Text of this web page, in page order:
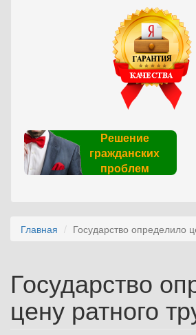
Решение
гражданских
проблем
Главная Государство определило
Государство
цену ратного